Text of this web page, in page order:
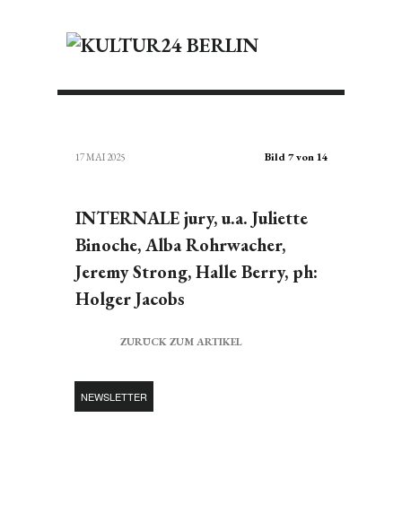
17 MAI 2025 Bild 7 von 14
INTERNALE jury, u.a. Juliette
Binoche, Alba Rohrwacher,
Jeremy Strong, Halle Berry, ph:
Holger Jacobs
ZURÜCK ZUM ARTIKEL
NEWSLETTER